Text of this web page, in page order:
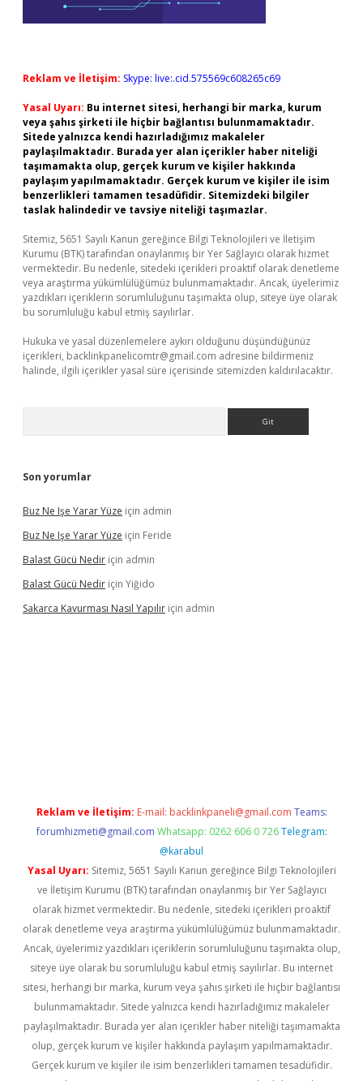
Reklam ve İletişim: Skype: live:.cid.575569c608265c69
Yasal Uyarı: Bu internet sitesi, herhangi bir marka, kurum
veya şahıs şirketi ile hiçbir bağlantısı bulunmamaktadır.
Sitede yalnızca kendi hazırladığımız makaleler
paylaşılmaktadır. Burada yer alan içerikler haber niteliği
taşımamakta olup, gerçek kurum ve kişiler hakkında
paylaşım yapılmamaktadır. Gerçek kurum ve kişiler ile isim
benzerlikleri tamamen tesadüfidir. Sitemizdeki bilgiler
taslak halindedir ve tavsiye niteliği taşımazlar.
Sitemiz, 5651 Sayılı Kanun gereğince Bilgi Teknolojileri ve İletişim
Kurumu (BTK) tarafından onaylanmış bir Yer Sağlayıcı olarak hizmet
vermektedir. Bu nedenle, sitedeki içerikleri proaktif olarak denetleme
veya araştırma yükümlülüğümüz bulunmamaktadır. Ancak, üyelerimiz
yazdıkları içeriklerin sorumluluğunu taşımakta olup, siteye üye olarak
bu sorumluluğu kabul etmiş sayılırlar.
Hukuka ve yasal düzenlemelere aykırı olduğunu düşündüğünüz
içerikleri, backlinkpanelicomtr@gmail.com adresine bildirmeniz
halinde, ilgili içerikler yasal süre içerisinde sitemizden kaldırılacaktır.
Son yorumlar
Buz Ne Işe Yarar Yüze için admin
Buz Ne Işe Yarar Yüze için Feride
Balast Gücü Nedir için admin
Balast Gücü Nedir için Yiğido
Sakarca Kavurması Nasıl Yapılır için admin
Reklam ve İletişim: E-mail: backlinkpaneli@gmail.com Teams:
forumhizmeti@gmail.com Whatsapp: 0262 606 0 726 Telegram:
@karabul
Yasal Uyarı: Sitemiz, 5651 Sayılı Kanun gereğince Bilgi Teknolojileri
ve İletişim Kurumu (BTK) tarafından onaylanmış bir Yer Sağlayıcı
olarak hizmet vermektedir. Bu nedenle, sitedeki içerikleri proaktif
olarak denetleme veya araştırma yükümlülüğümüz bulunmamaktadır.
Ancak, üyelerimiz yazdıkları içeriklerin sorumluluğunu taşımakta olup,
siteye üye olarak bu sorumluluğu kabul etmiş sayılırlar. Bu internet
sitesi, herhangi bir marka, kurum veya şahıs şirketi ile hiçbir bağlantısı
bulunmamaktadır. Sitede yalnızca kendi hazırladığımız makaleler
paylaşılmaktadır. Burada yer alan içerikler haber niteliği taşımamakta
olup, gerçek kurum ve kişiler hakkında paylaşım yapılmamaktadır.
Gerçek kurum ve kişiler ile isim benzerlikleri tamamen tesadüfidir.